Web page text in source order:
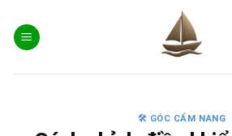
content
🛠️ GÓC CẨM NANG